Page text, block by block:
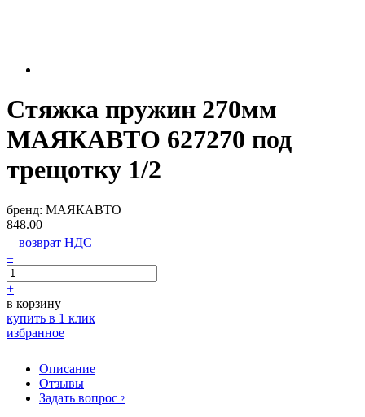
Стяжка пружин 270мм
МАЯКАВТО 627270 под
трещотку 1/2
бренд: МАЯКАВТО
848.00
возврат НДС
–
+
в корзину
купить в 1 клик
избранное
Описание
Отзывы
Задать вопрос ?